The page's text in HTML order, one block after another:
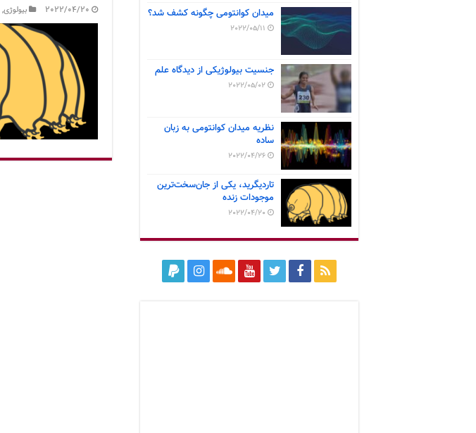
2022/04/20 بیولوژی, میدان کوانتومی چگونه کشف شد؟
2022/05/11
جنسیت بیولوژیکی از دیدگاه علم
2022/05/02
نظریه میدان کوانتومی به زبان
ساده
2022/04/26
تاردیگرید، یکی از جان‌سخت‌ترین
موجودات زنده
2022/04/20